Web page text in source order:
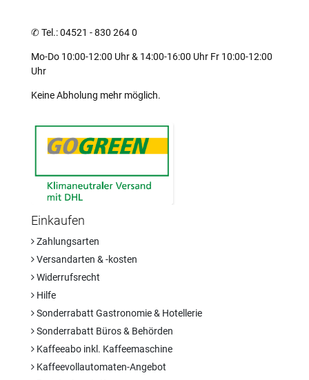
✆Tel.: 04521 - 830 264 0
Mo-Do 10:00-12:00 Uhr & 14:00-16:00 Uhr Fr 10:00-12:00
Uhr
Keine Abholung mehr möglich.
Einkaufen
Zahlungsarten
Versandarten & -kosten
Widerrufsrecht
Hilfe
Sonderrabatt Gastronomie & Hotellerie
Sonderrabatt Büros & Behörden
Kaffeeabo inkl. Kaffeemaschine
Kaffeevollautomaten-Angebot